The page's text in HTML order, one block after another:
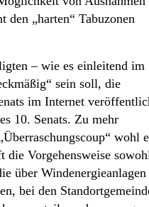
den „harten“ Tabuzonen
– wie es einleitend im
sein soll, die
im Internet
10. Senats. Zu mehr
wohl
Vorgehensweise
über
bei den